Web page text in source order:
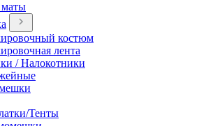
костюм
лента
/ Налокотники
Тенты